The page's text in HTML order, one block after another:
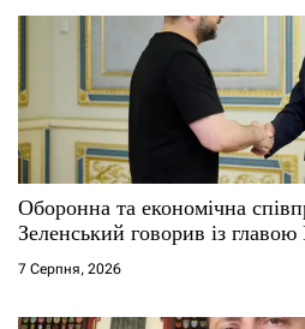
Оборонна та економічна
Зеленський говорив із
7 Серпня, 2026